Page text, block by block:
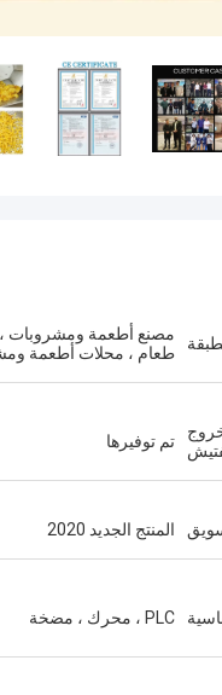
مصنع أطعمة ومشروبات
طعام ، محلات أطعمة
تم توفيرها
المنتج الجديد 2020
PLC ، محرك ، مضخة